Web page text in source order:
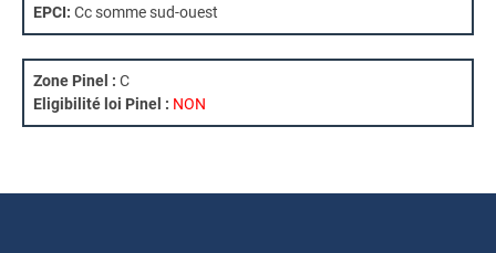
EPCI: Cc somme sud-ouest
Zone Pinel : C
Eligibilité loi Pinel : NON